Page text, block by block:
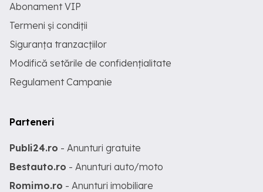
Abonament VIP
Termeni și condiții
Siguranța tranzacțiilor
Modifică setările de confidențialitate
Regulament Campanie
Parteneri
Publi24.ro - Anunturi gratuite
Bestauto.ro - Anunturi auto/moto
Romimo.ro - Anunturi imobiliare